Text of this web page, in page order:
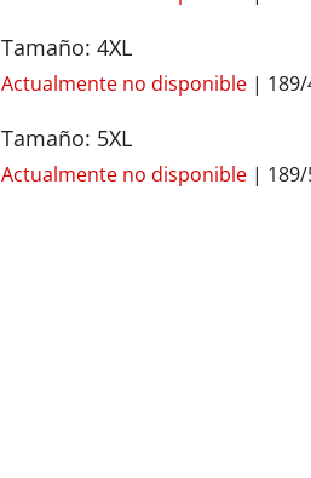
Tamaño: 4XL
Actualmente no disponible | 189/
Tamaño: 5XL
Actualmente no disponible | 189/